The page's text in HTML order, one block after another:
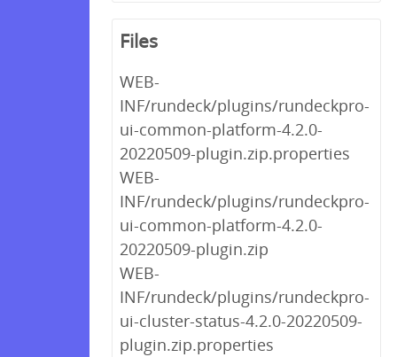
Files
WEB-
INF/rundeck/plugins/rundeckpro-
ui-common-platform-4.2.0-
20220509-plugin.zip.properties
WEB-
INF/rundeck/plugins/rundeckpro-
ui-common-platform-4.2.0-
20220509-plugin.zip
WEB-
INF/rundeck/plugins/rundeckpro-
ui-cluster-status-4.2.0-20220509-
plugin.zip.properties